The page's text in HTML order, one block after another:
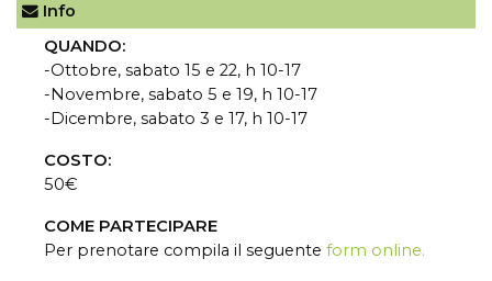
Info
QUANDO:
-Ottobre, sabato 15 e 22, h 10-17
-Novembre, sabato 5 e 19, h 10-17
-Dicembre, sabato 3 e 17, h 10-17
COSTO:
50€
COME PARTECIPARE
Per prenotare compila il seguente form online.